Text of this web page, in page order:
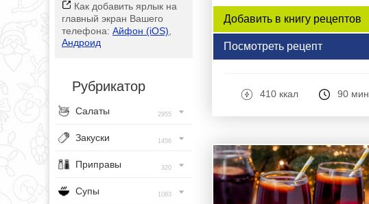
Как добавить ярлык на
главный экран Вашего
телефона: Айфон (iOS)
Андроид
Рубрикатор
Салаты 2955
Закуски 1456
Приправы 320
Супы 1083
Добавить в книгу рецептов
Посмотреть рецепт
410 ккал 90 мин